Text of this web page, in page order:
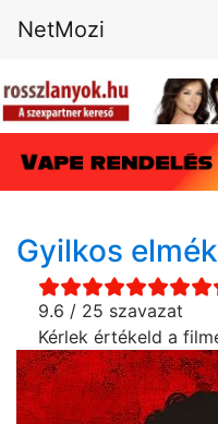
NetMozi
Gyilkos elmék
9.6 / 25 szavazat
Kérlek értékeld a